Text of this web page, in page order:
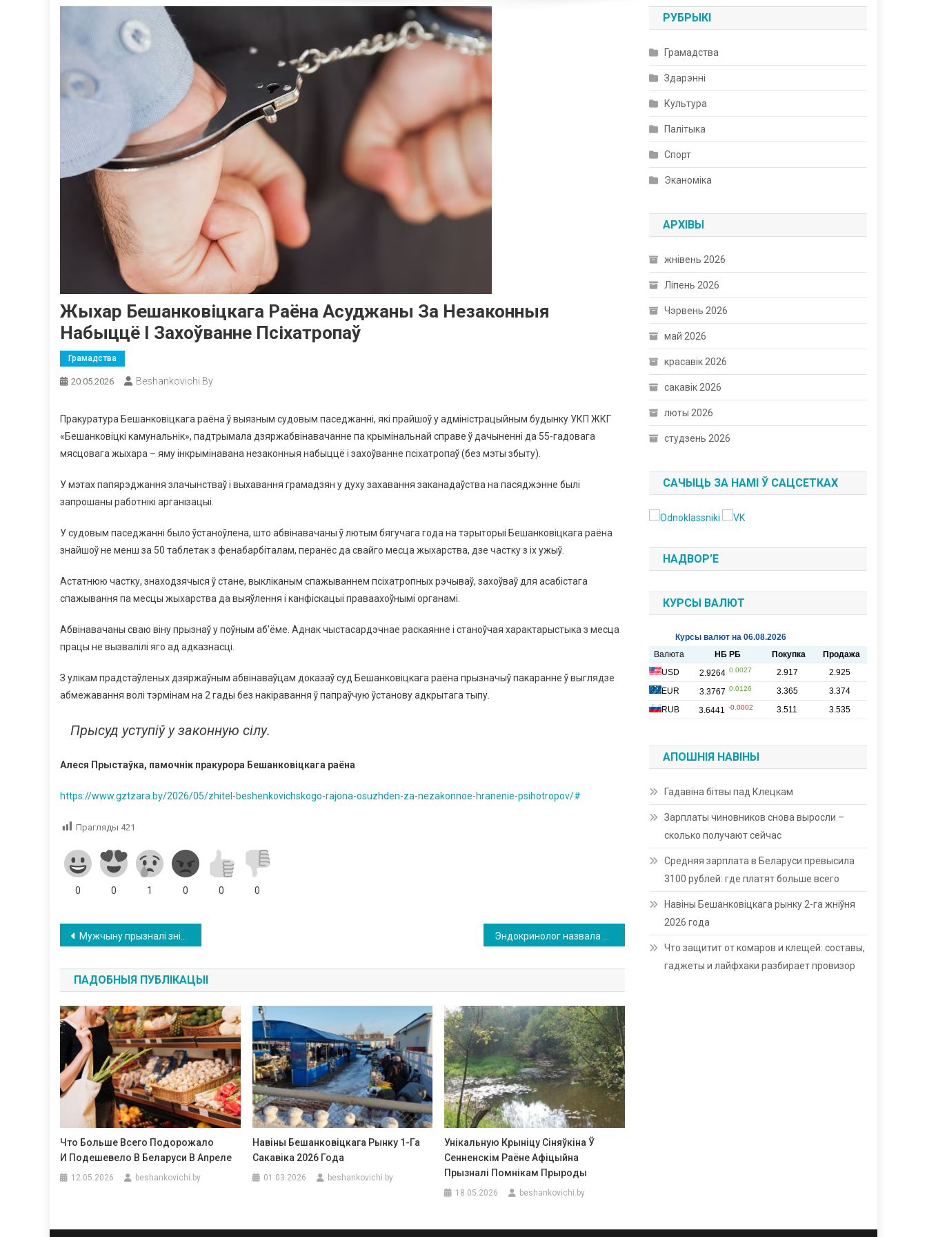
Жыхар Бешанковіцкага Раёна Асуджаны За Незаконныя
Набыццё І Захоўванне Псіхатропаў
Грамадства
20.05.2026 Beshankovichi.by
Пракуратура Бешанковіцкага раёна ў выязным судовым паседжанні, які прайшоў у адміністрацыйным будынку УКП ЖКГ
«Бешанковіцкі камунальнік», падтрымала дзяржабвінавачанне па крымінальнай справе ў дачыненні да 55-гадовага
мясцовага жыхара – яму інкрымінавана незаконныя набыццё і захоўванне псіхатропаў (без мэты збыту).
У мэтах папярэджання злачынстваў і выхавання грамадзян у духу захавання заканадаўства на пасяджэнне былі
запрошаны работнікі арганізацыі.
У судовым паседжанні было ўстаноўлена, што абвінавачаны ў лютым бягучага года на тэрыторыі Бешанковіцкага раёна
знайшоў не менш за 50 таблетак з фенабарбіталам, перанёс да свайго месца жыхарства, дзе частку з іх ужыў.
Астатнюю частку, знаходзячыся ў стане, выкліканым спажываннем псіхатропных рэчываў, захоўваў для асабістага
спажывання па месцы жыхарства да выяўлення і канфіскацыі праваахоўнымі органамі.
Абвінавачаны сваю віну прызнаў у поўным аб’ёме. Аднак чыстасардэчнае раскаянне і станоўчая характарыстыка з месца
працы не вызвалілі яго ад адказнасці.
З улікам прадстаўленых дзяржаўным абвінаваўцам доказаў суд Бешанковіцкага раёна прызначыў пакаранне ў выглядзе
абмежавання волі тэрмінам на 2 гады без накіравання ў папраўчую ўстанову адкрытага тыпу.
Прысуд уступіў у законную сілу.
Алеся Прыстаўка, памочнік пракурора Бешанковіцкага раёна
https://www.gztzara.by/2026/05/zhitel-beshenkovichskogo-rajona-osuzhden-za-nezakonnoe-hranenie-psihotropov/#
Прагляды 421
0 0 1 0 0 0
Навігацыя
па
запісах
Мужчыну прызналі зніклым без вестак, яго дзецям выплачвалі пенсію. А пасля ён знайшоўся
ПАДОБНЫЯ ПУБЛІКАЦЫІ
Что Больше Всего Подорожало
И Подешевело В Беларуси В Апреле
12.05.2026 beshankovichi.by
Навіны Бешанковіцкага Рынку 1-Га
Сакавіка 2026 Года
01.03.2026 beshankovichi.by
Унікальную Крыніцу Сіняўкіна Ў
Сенненскім Раёне Афіцыйна
Прызналі Помнікам Прыроды
18.05.2026 beshankovichi.by
РУБРЫКІ
Грамадства
Здарэнні
Культура
Палітыка
Спорт
Эканоміка
АРХІВЫ
жнівень 2026
Ліпень 2026
Чэрвень 2026
май 2026
красавік 2026
сакавік 2026
люты 2026
студзень 2026
САЧЫЦЬ ЗА НАМІ Ў САЦСЕТКАХ
НАДВОР’Е
КУРСЫ ВАЛЮТ
АПОШНІЯ НАВІНЫ
Гадавіна бітвы пад Клецкам
Зарплаты чиновников снова выросли –
сколько получают сейчас
Средняя зарплата в Беларуси превысила
3100 рублей: где платят больше всего
Навіны Бешанковіцкага рынку 2-га жніўня
2026 года
Что защитит от комаров и клещей: составы,
гаджеты и лайфхаки разбирает провизор